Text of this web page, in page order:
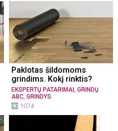
Paklotas šildomoms
grindims. Kokį rinktis?
EKSPERTŲ PATARIMAI , GRINDŲ
ABC, GRINDYS
1074